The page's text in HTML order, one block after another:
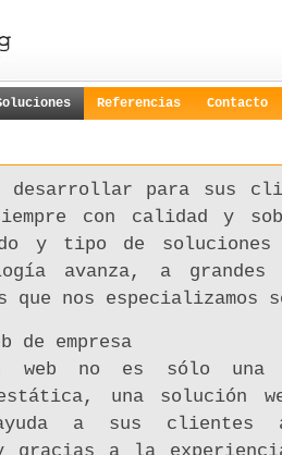
Referencias Contacto
desarrollar para sus
con calidad y
y tipo de soluciones
avanza, a
que nos especializamos
de empresa
web no es sólo una
una solución
ayuda a sus